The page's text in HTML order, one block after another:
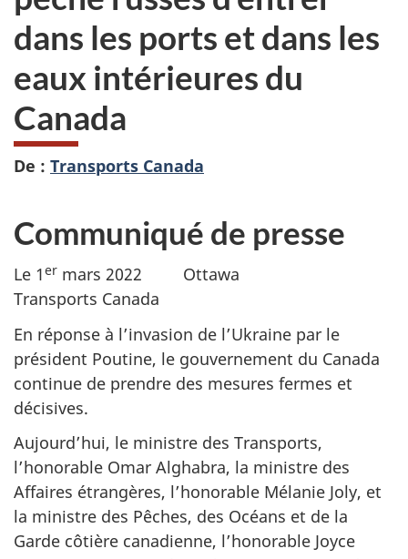
dans les ports et dans les
eaux intérieures du
Canada
De : Transports Canada
Communiqué de presse
Le 1er mars 2022 Ottawa
Transports Canada
En réponse à l’invasion de l’Ukraine par le
président Poutine, le gouvernement du Canada
continue de prendre des mesures fermes et
décisives.
Aujourd’hui, le ministre des Transports,
l’honorable Omar Alghabra, la ministre des
Affaires étrangères, l’honorable Mélanie Joly, et
la ministre des Pêches, des Océans et de la
Garde côtière canadienne, l’honorable Joyce